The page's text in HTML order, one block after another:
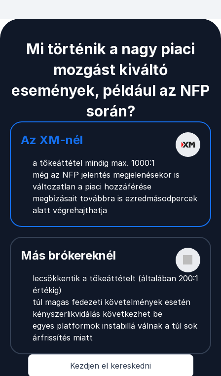
Mi történik a nagy piaci
mozgást kiváltó
események, például az NFP
során?
Az XM-nél
a tőkeáttétel mindig max. 1000:1
még az NFP jelentés megjelenésekor is
változatlan a piaci hozzáférése
megbízásait továbbra is ezredmásodpercek
alatt végrehajthatja
Más brókereknél
lecsökkentik a tőkeáttételt (általában 200:1
értékig)
túl magas fedezeti követelmények esetén
kényszerlikvidálás következhet be
egyes platformok instabillá válnak a túl sok
árfrissítés miatt
Kezdjen el kereskedni